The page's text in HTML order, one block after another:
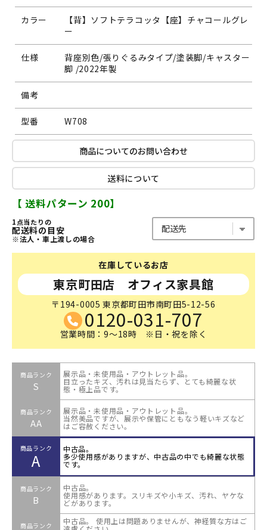
カラー
【背】ソフトテラコッタ【座】チャコールグレ
ー
仕様
背座別色/張りぐるみタイプ/塗装脚/キャスター
脚 /2022年製
備考
型番 W708
商品についてのお問い合わせ
送料について
【 送料パターン 200】
1点当たりの
配送料の目安
※法人・車上渡しの場合
在庫しているお店
東京町田店 オフィス家具館
〒194-0005 東京都町田市南町田5-12-56
0120-031-707
営業時間：9～18時 ※日・祝を除く
商品ランク
S
展示品・未使用品・アウトレット品。
目立ったキズ、汚れは見当たらず、とても綺麗な状
態・極上品です。
商品ランク
AA
展示品・未使用品・アウトレット品。
当然美品ですが、展示や保管にともなう軽いキズなど
はご容赦ください。
商品ランク
A
中古品。
多少使用感がありますが、中古品の中でも綺麗な状態
です。
商品ランク
B
中古品。
使用感があります。スリキズや小キズ、汚れ、ヤケな
どがあります。
商品ランク 中古品。 使用上は問題ありませんが、神経質な方はご